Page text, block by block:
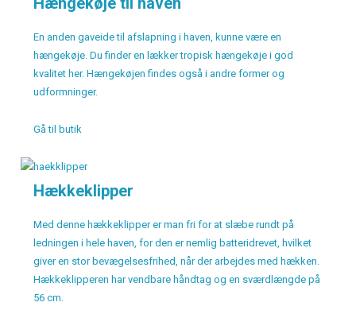
En anden gaveide til afslapning i haven, kunne være en
hængekøje. Du finder en lækker tropisk hængekøje i god
kvalitet her. Hængekøjen findes også i andre former og
udformninger.
Gå til butik
Hækkeklipper
Med denne hækkeklipper er man fri for at slæbe rundt på
ledningen i hele haven, for den er nemlig batteridrevet, hvilket
giver en stor bevægelsesfrihed, når der arbejdes med hækken.
Hækkeklipperen har vendbare håndtag og en sværdlængde på
56 cm.